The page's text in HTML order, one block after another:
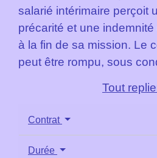
salarié intérimaire perçoit
précarité et une
à la fin de sa mission. Le
peut être rompu, sous
Tout
Contrat
Durée